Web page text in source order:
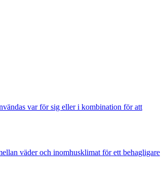
var för sig eller i kombination för att
väder och inomhusklimat för ett behagligare